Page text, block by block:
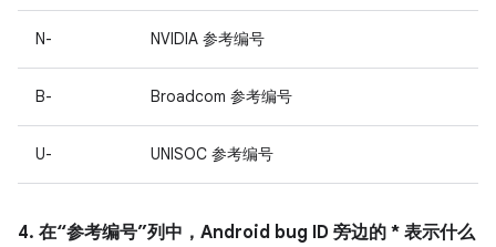
N- NVIDIA 参考编号
B- Broadcom 参考编号
U- UNISOC 参考编号
4. 在“参考编号”列中，Android bug ID 旁边的 * 表示什么